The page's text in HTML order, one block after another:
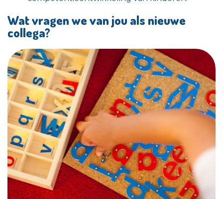
Wat vragen we van jou als nieuwe
collega?